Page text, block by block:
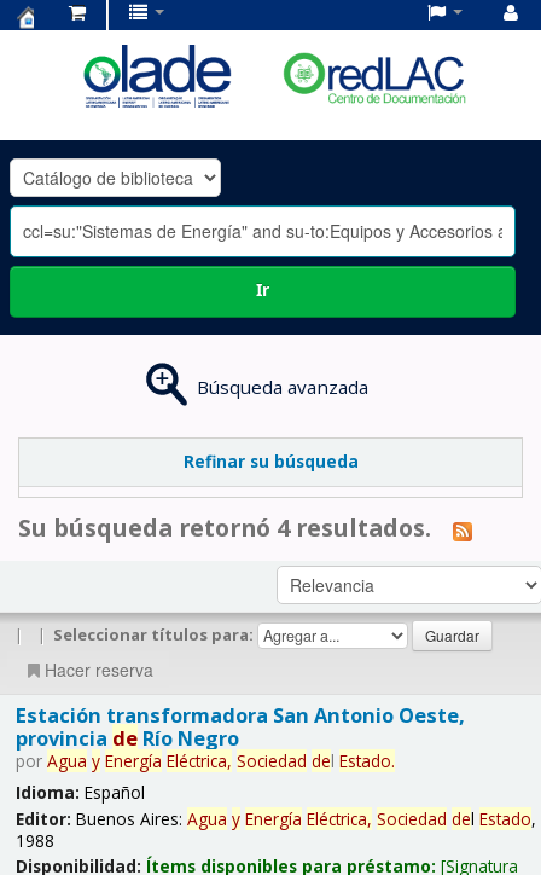
OLADE
-
Ir
Búsqueda avanzada
Refinar su búsqueda
Su búsqueda retornó 4 resultados.
| | Seleccionar títulos para:
Hacer reserva
Estación transformadora San Antonio Oeste,
provincia deRío Negro
por Agua y Energía Eléctrica, Sociedad del Estado.
Idioma: Español
Editor: Buenos Aires: Agua y Energía Eléctrica, Sociedad del Estado,
1988
Disponibilidad: Ítems disponibles para préstamo: Signatura